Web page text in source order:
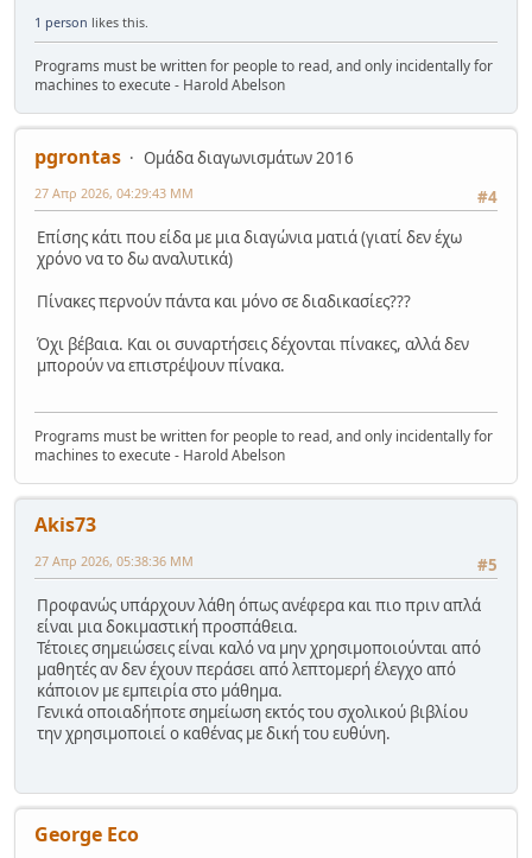
1 person likes this.
Programs must be written for people to read, and only incidentally for
machines to execute - Harold Abelson
pgrontas
Ομάδα διαγωνισμάτων 2016
#4
27 Απρ 2026, 04:29:43 ΜΜ
Επίσης κάτι που είδα με μια διαγώνια ματιά (γιατί δεν έχω
χρόνο να το δω αναλυτικά)
Πίνακες περνούν πάντα και μόνο σε διαδικασίες???
Όχι βέβαια. Και οι συναρτήσεις δέχονται πίνακες, αλλά δεν
μπορούν να επιστρέψουν πίνακα.
Programs must be written for people to read, and only incidentally for
machines to execute - Harold Abelson
Akis73
#5
27 Απρ 2026, 05:38:36 ΜΜ
Προφανώς υπάρχουν λάθη όπως ανέφερα και πιο πριν απλά
είναι μια δοκιμαστική προσπάθεια.
Τέτοιες σημειώσεις είναι καλό να μην χρησιμοποιούνται από
μαθητές αν δεν έχουν περάσει από λεπτομερή έλεγχο από
κάποιον με εμπειρία στο μάθημα.
Γενικά οποιαδήποτε σημείωση εκτός του σχολικού βιβλίου
την χρησιμοποιεί ο καθένας με δική του ευθύνη.
George Eco